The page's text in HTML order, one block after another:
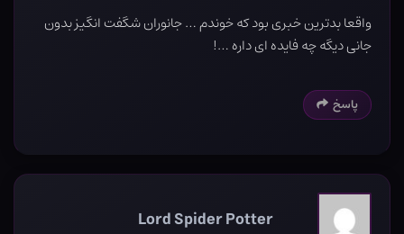
واقعا بدترین خبری بود که خوندم … جانوران شگفت انگیز بدون
جانی دیگه چه فایده ای داره …!
پاسخ
Lord Spider Potter